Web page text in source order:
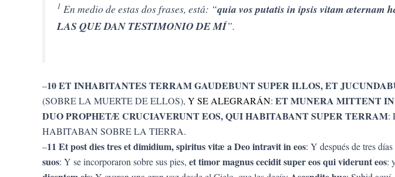
1 En medio de estas dos frases, está: “quia vos putatis in ipsis vitam æternam
LAS QUE DAN TESTIMONIO DE MÍ”.
–10ET INHABITANTES TERRAM GAUDEBUNT SUPER ILLOS, ET
(SOBRE LA MUERTE DE ELLOS), Y SE ALEGRARÁN: ET MUNERA MITTENT
DUO PROPHETÆ CRUCIAVERUNT EOS, QUI HABITABANT SUPER TERRAM:
HABITABAN SOBRE LA TIERRA.
–11 Et post dies tres et dimidium, spiritus vitæ a Deo intravit in eos: Y después de tres
suos: Y se incorporaron sobre sus pies, et timor magnus cecidit super eos qui viderunt eos: